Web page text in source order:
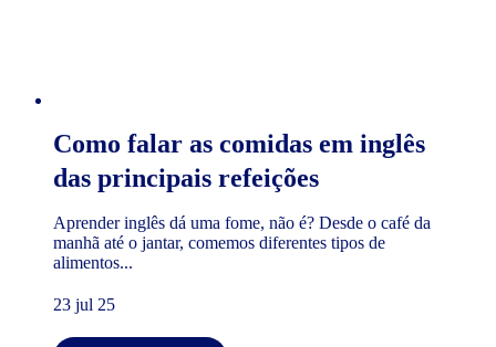
Como falar as comidas em inglês
das principais refeições
Aprender inglês dá uma fome, não é? Desde o café da
manhã até o jantar, comemos diferentes tipos de
alimentos...
23 jul 25